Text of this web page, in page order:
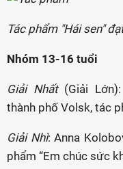
Tác phẩm "Hái sen"
Nhóm 13-16 tuổi
Giải Nhất(Giải Lớn):
thành phố Volsk, tác
Giải Nhì: Anna
phẩm “Em chúc sức